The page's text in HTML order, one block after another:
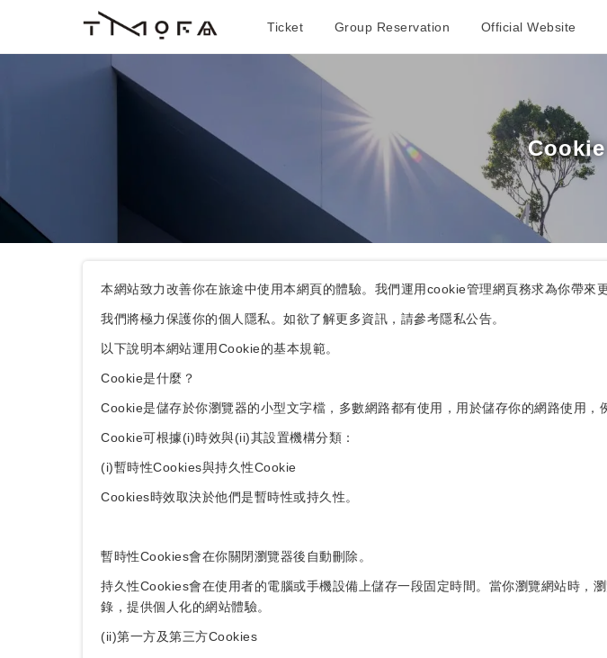
Ticket Group Reservation Official Website
本網站致力改善你在旅途中使用本網頁的體驗。我們運用cookie管理網頁務求為你帶來
我們將極力保護你的個人隱私。如欲了解更多資訊，請參考隱私公告。
以下說明本網站運用Cookie的基本規範。
Cookie是什麼？
Cookie是儲存於你瀏覽器的小型文字檔，多數網路都有使用，用於儲存你的網路使用，
Cookie可根據(i)時效與(ii)其設置機構分類：
(i)暫時性Cookies與持久性Cookie
Cookies時效取決於他們是暫時性或持久性。
暫時性Cookies會在你關閉瀏覽器後自動刪除。
持久性Cookies會在使用者的電腦或手機設備上儲存一段固定時間。當你瀏覽網站時
錄，提供個人化的網站體驗。
(ii)第一方及第三方Cookies